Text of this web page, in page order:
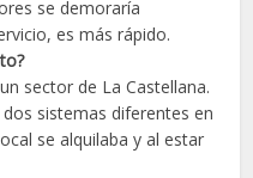
se demoraría
es más rápido.
sector de La Castellana.
sistemas diferentes en
se alquilaba y al estar